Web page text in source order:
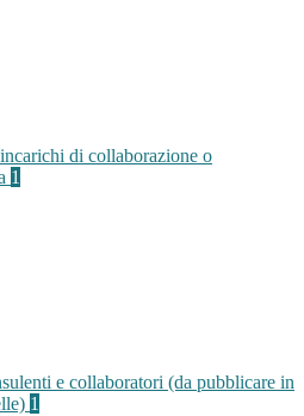
di collaborazione o
1
e collaboratori (da pubblicare in
1